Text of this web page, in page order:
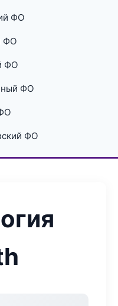
ФО
ФО
ФО
ФО
ФО